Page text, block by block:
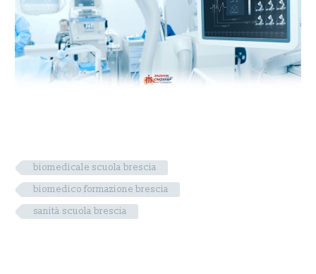
biomedicale scuola brescia
biomedico formazione brescia
sanità scuola brescia